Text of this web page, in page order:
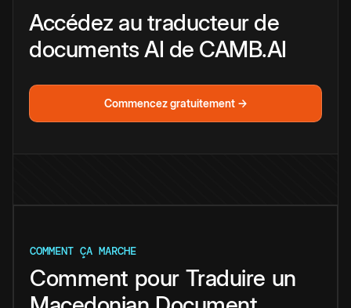
Accédez au traducteur de
documents AI de CAMB.AI
Commencez gratuitement →
COMMENT ÇA MARCHE
Comment pour Traduire un